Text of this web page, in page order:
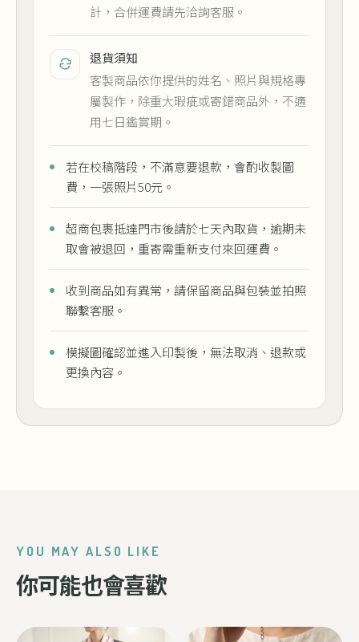
計，合併運費請先洽詢客服。
退貨須知
客製商品依你提供的姓名、照片與規格專
屬製作，除重大瑕疵或寄錯商品外，不適
用七日鑑賞期。
若在校稿階段，不滿意要退款，會酌收製圖
費，一張照片50元。
超商包裹抵達門市後請於七天內取貨，逾期未
取會被退回，重寄需重新支付來回運費。
收到商品如有異常，請保留商品與包裝並拍照
聯繫客服。
模擬圖確認並進入印製後，無法取消、退款或
更換內容。
YOU MAY ALSO LIKE
你可能也會喜歡